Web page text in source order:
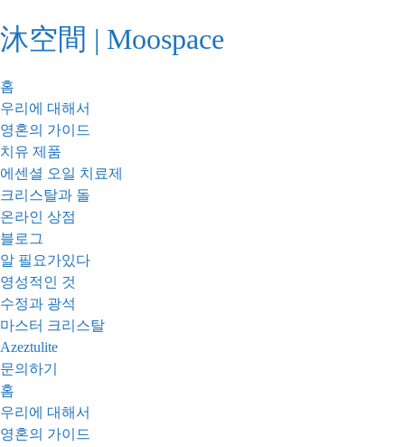
텐
츠
건
너
뛰
기
沐空間 | Moospace
홈
우리에 대해서
영혼의 가이드
치유 제품
에센셜 오일 치료제
크리스탈과 돌
온라인 상점
블로그
알 필요가있다
영성적인 것
수정과 광석
마스터 크리스탈
Azeztulite
문의하기
홈
우리에 대해서
영혼의 가이드